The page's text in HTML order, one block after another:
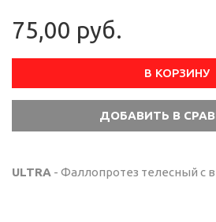
75,00 руб.
В КОРЗИНУ
ULTRA - Фаллопротез телесный с